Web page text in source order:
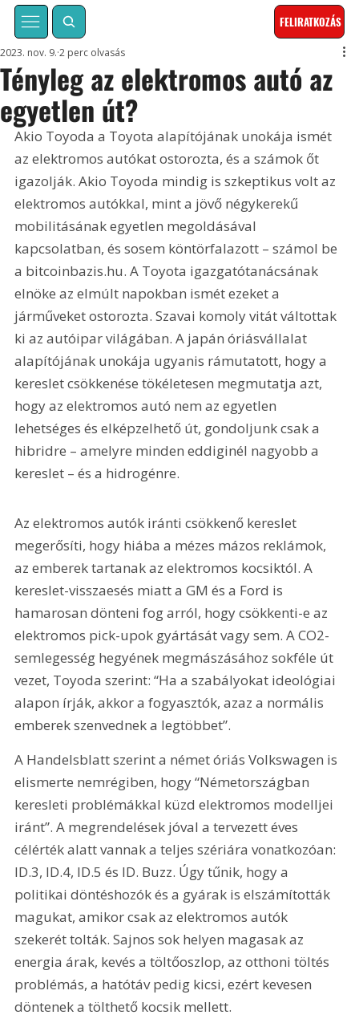
FELIRATKOZÁS
Tényleg az elektromos autó az
egyetlen út?
2023. nov. 9. 2 perc olvasás
Akio Toyoda a Toyota alapítójának unokája ismét
az elektromos autókat ostorozta, és a számok őt
igazolják. Akio Toyoda mindig is szkeptikus volt az
elektromos autókkal, mint a jövő négykerekű
mobilitásának egyetlen megoldásával
kapcsolatban, és sosem köntörfalazott – számol be
a bitcoinbazis.hu. A Toyota igazgatótanácsának
elnöke az elmúlt napokban ismét ezeket a
járműveket ostorozta. Szavai komoly vitát váltottak
ki az autóipar világában. A japán óriásvállalat
alapítójának unokája ugyanis rámutatott, hogy a
kereslet csökkenése tökéletesen megmutatja azt,
hogy az elektromos autó nem az egyetlen
lehetséges és elképzelhető út, gondoljunk csak a
hibridre – amelyre minden eddiginél nagyobb a
kereslet – és a hidrogénre.
Az elektromos autók iránti csökkenő kereslet
megerősíti, hogy hiába a mézes mázos reklámok,
az emberek tartanak az elektromos kocsiktól. A
kereslet-visszaesés miatt a GM és a Ford is
hamarosan dönteni fog arról, hogy csökkenti-e az
elektromos pick-upok gyártását vagy sem. A CO2-
semlegesség hegyének megmászásához sokféle út
vezet, Toyoda szerint: “Ha a szabályokat ideológiai
alapon írják, akkor a fogyasztók, azaz a normális
emberek szenvednek a legtöbbet”.
A Handelsblatt szerint a német óriás Volkswagen is
elismerte nemrégiben, hogy “Németországban
keresleti problémákkal küzd elektromos modelljei
iránt”. A megrendelések jóval a tervezett éves
célérték alatt vannak a teljes szériára vonatkozóan:
ID.3, ID.4, ID.5 és ID. Buzz. Úgy tűnik, hogy a
politikai döntéshozók és a gyárak is elszámították
magukat, amikor csak az elektromos autók
szekerét tolták. Sajnos sok helyen magasak az
energia árak, kevés a töltőoszlop, az otthoni töltés
problémás, a hatótáv pedig kicsi, ezért kevesen
döntenek a tölthető kocsik mellett.